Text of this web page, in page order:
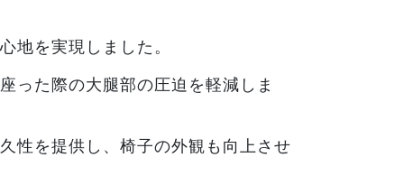
地を実現しました。
った際の大腿部の圧迫を軽減しま
性を提供し、椅子の外観も向上させ